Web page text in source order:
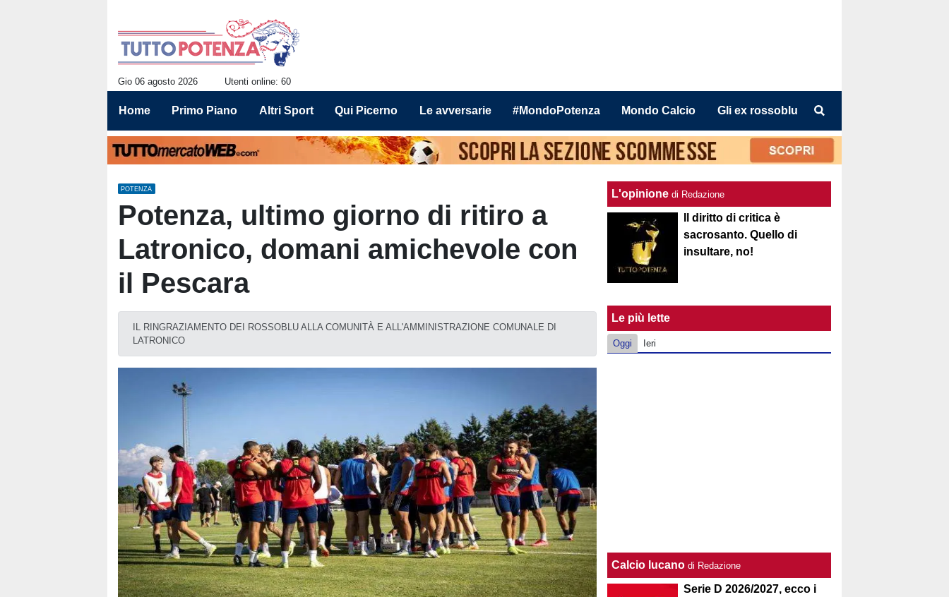
Gio 06 agosto 2026 Utenti online: 60
Home Primo Piano Altri Sport Qui Picerno Le avversarie #MondoPotenza Mondo Calcio Gli ex rossoblu
POTENZA
Potenza, ultimo giorno di ritiro a
Latronico, domani amichevole con
il Pescara
IL RINGRAZIAMENTO DEI ROSSOBLU ALLA COMUNITÀ E ALL'AMMINISTRAZIONE COMUNALE DI
LATRONICO
L'opinione di Redazione
Il diritto di critica è
sacrosanto. Quello di
insultare, no!
Le più lette
Oggi Ieri
Calcio lucanodi Redazione
Serie D 2026/2027, ecco i